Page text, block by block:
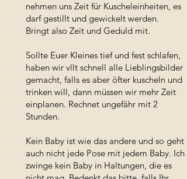
nehmen uns Zeit für Kuscheleinheiten, es
darf gestillt und gewickelt werden.
Bringt also Zeit und Geduld mit.
Sollte Euer Kleines tief und fest schlafen,
haben wir vllt schnell alle Lieblingsbilder
gemacht, falls es aber öfter kuscheln und
trinken will, dann müssen wir mehr Zeit
einplanen. Rechnet ungefähr mit 2
Stunden.
Kein Baby ist wie das andere und so geht
auch nicht jede Pose mit jedem Baby. Ich
zwinge kein Baby in Haltungen, die es